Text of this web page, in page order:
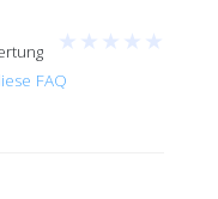
★ ★ ★ ★ ★
FAQ